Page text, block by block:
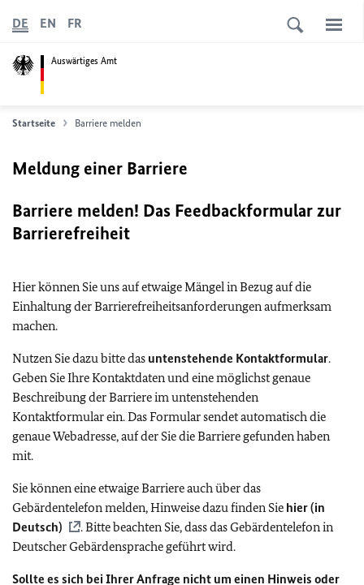
Auswärtiges Amt
DE EN FR
Startseite Barriere melden
Meldung einer Barriere
Barriere melden! Das Feedbackformular zur
Barrierefreiheit
Hier können Sie uns auf etwaige Mängel in Bezug auf die
Einhaltung der Barrierefreiheitsanforderungen aufmerksam
machen.
Nutzen Sie dazu bitte das untenstehende Kontaktformular.
Geben Sie Ihre Kontaktdaten und eine möglichst genaue
Beschreibung der Barriere im untenstehenden
Kontaktformular ein. Das Formular sendet automatisch die
genaue Webadresse, auf der Sie die Barriere gefunden haben
mit.
Sie können eine etwaige Barriere auch über das
Gebärdentelefon melden, Hinweise dazu finden Sie hier (in
Deutsch)
. Bitte beachten Sie, dass das Gebärdentelefon in
Deutscher Gebärdensprache geführt wird.
Sollte es sich bei Ihrer Anfrage nicht um einen Hinweis oder